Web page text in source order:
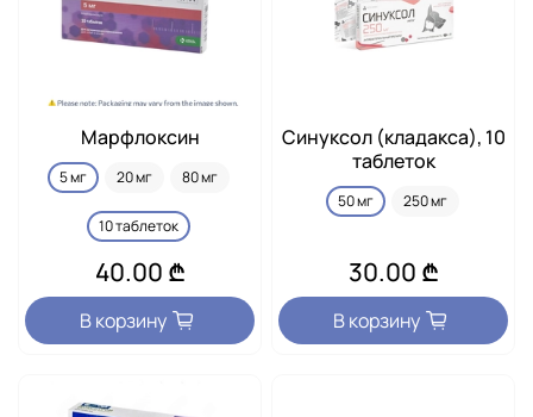
Марфлоксин
5 мг 20 мг 80 мг
10 таблеток
40.00 ₾
В корзину
Синуксол (кладакса), 10
таблеток
50 мг 250 мг
30.00 ₾
В корзину